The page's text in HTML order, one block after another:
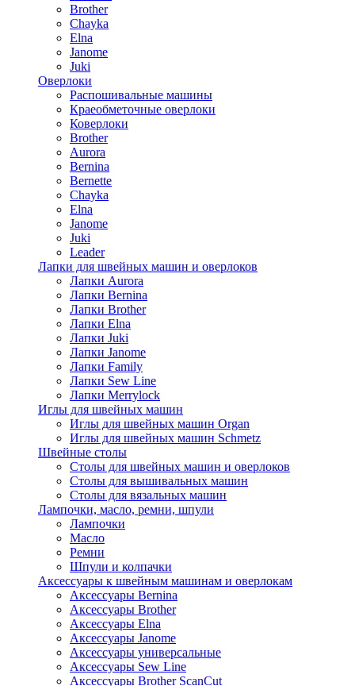
Brother
Chayka
Elna
Janome
Juki
Оверлоки
Распошивальные машины
Краеобметочные оверлоки
Коверлоки
Brother
Aurora
Bernina
Bernette
Chayka
Elna
Janome
Juki
Leader
Лапки для швейных машин и оверлоков
Лапки Aurora
Лапки Bernina
Лапки Brother
Лапки Elna
Лапки Juki
Лапки Janome
Лапки Family
Лапки Sew Line
Лапки Merrylock
Иглы для швейных машин
Иглы для швейных машин Organ
Иглы для швейных машин Schmetz
Швейные столы
Столы для швейных машин и оверлоков
Столы для вышивальных машин
Столы для вязальных машин
Лампочки, масло, ремни, шпули
Лампочки
Масло
Ремни
Шпули и колпачки
Аксессуары к швейным машинам и оверлокам
Аксессуары Bernina
Аксессуары Brother
Аксессуары Elna
Аксессуары Janome
Аксессуары универсальные
Аксессуары Sew Line
Аксессуары Brother ScanCut